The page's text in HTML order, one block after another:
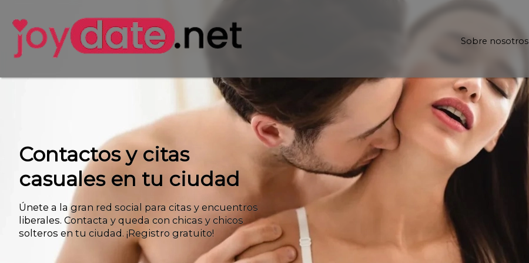
Sobre nosotros
Contactos y citas
casuales en tu ciudad
Únete a la gran red social para citas y encuentros
liberales. Contacta y queda con chicas y chicos
solteros en tu ciudad. ¡Registro gratuito!